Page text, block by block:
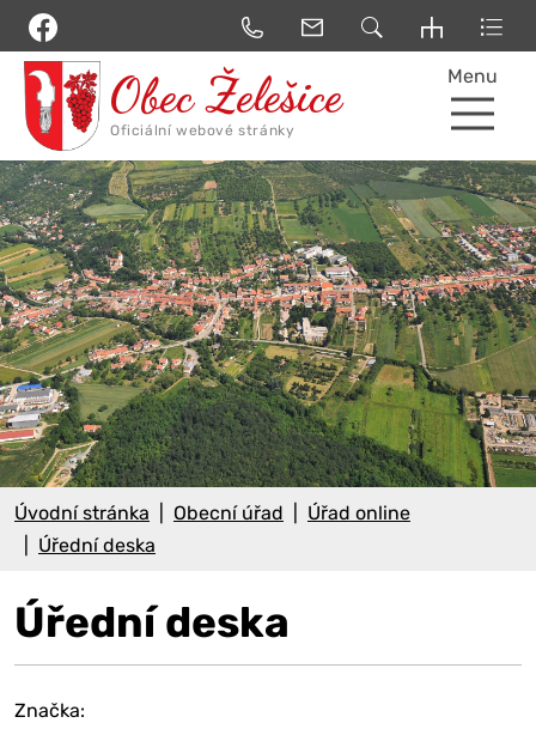
Menu
Úvodní stránka Obecní úřad
Úřad online
Úřední deska
Úřední deska
Značka: